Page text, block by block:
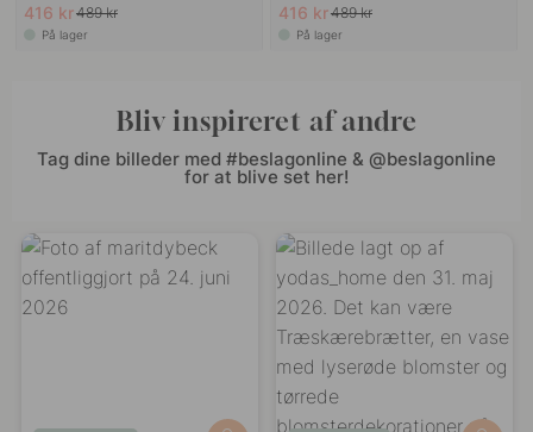
416 kr489 kr
På lager
416 kr489 kr
På lager
Bliv inspireret af andre
Tag dine billeder med #beslagonline & @beslagonline
for at blive set her!